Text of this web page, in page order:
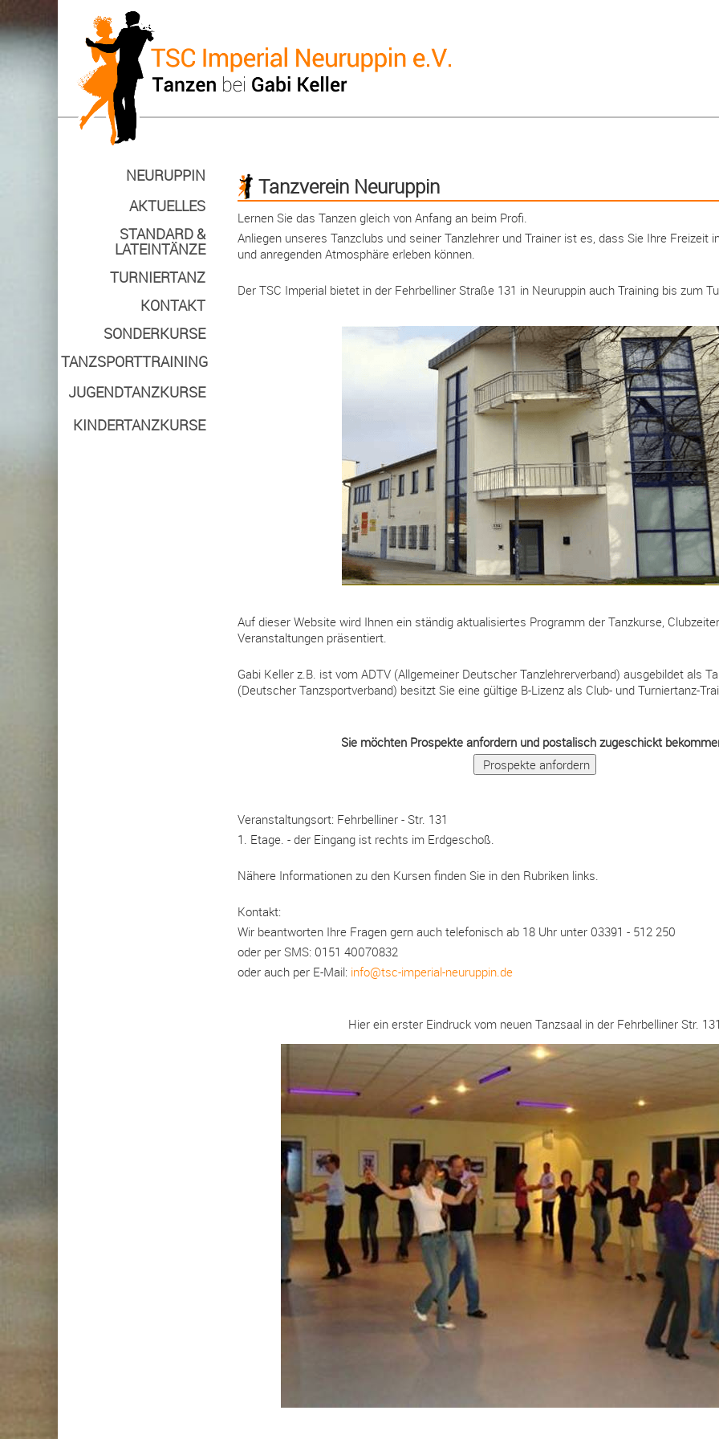
NEURUPPIN
AKTUELLES
STANDARD &
LATEINTÄNZE
TURNIERTANZ
KONTAKT
SONDERKURSE
TANZSPORTTRAINING
JUGEND­TANZKURSE
KINDERTANZKURSE
Tanzverein Neuruppin
Lernen Sie das Tanzen gleich von Anfang an beim Profi.
Anliegen unseres Tanzclubs und seiner Tanzlehrer und Trainer ist es, dass Sie Ihre Freizeit
und anregenden Atmosphäre erleben können.
Der TSC Imperial bietet in der Fehrbelliner Straße 131 in Neuruppin auch Training bis zum
Auf dieser Website wird Ihnen ein ständig aktualisiertes Programm der Tanzkurse,
Veranstaltungen präsentiert.
Gabi Keller z.B. ist vom ADTV (Allgemeiner Deutscher Tanzlehrerverband) ausgebildet als
(Deutscher Tanzsportverband) besitzt Sie eine gültige B-Lizenz als Club- und Turniertanz-
Sie möchten Prospekte anfordern und postalisch zugeschickt
Veranstaltungsort: Fehrbelliner - Str. 131
1. Etage. - der Eingang ist rechts im Erdgeschoß.
Nähere Informationen zu den Kursen finden Sie in den Rubriken links.
Kontakt:
Wir beantworten Ihre Fragen gern auch telefonisch ab 18 Uhr unter 03391 - 512 250
oder per SMS: 0151 40070832
oder auch per E-Mail: info@tsc-imperial-neuruppin.de
Hier ein erster Eindruck vom neuen Tanzsaal in der Fehrbelliner Str.